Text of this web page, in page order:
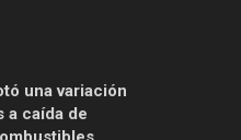
una variación
a caída de